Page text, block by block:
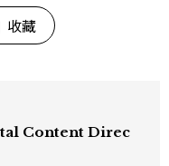
收藏
Content Direc